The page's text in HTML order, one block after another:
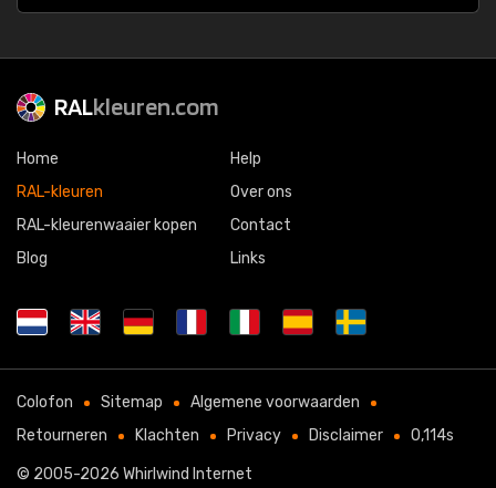
RALkleuren.com
Home
RAL-kleuren
RAL-kleurenwaaier kopen
Blog
Help
Over ons
Contact
Links
Colofon Sitemap
Algemene voorwaarden
Retourneren
Klachten Privacy Disclaimer 0,114s
© 2005-2026 Whirlwind Internet